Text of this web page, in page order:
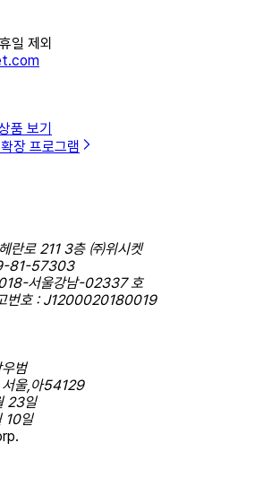
일 제외
품 보기
장 프로그램
란로 211 3층 ㈜위시켓
81-57303
서울강남-02337 호
번호 : J1200020180019
범
서울,아54129
23일
10일